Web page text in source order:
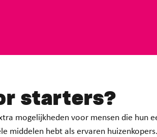
starters?
mogelijkheden voor mensen die hun
middelen hebt als ervaren